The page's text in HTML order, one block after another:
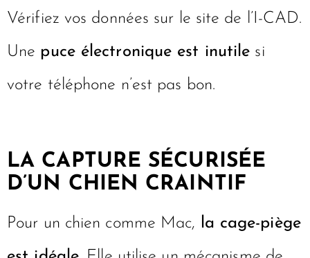
Vérifiez vos données sur le site de l’I-CAD.
Une puce électronique est inutile si
votre téléphone n’est pas bon.
LA CAPTURE SÉCURISÉE
D’UN CHIEN CRAINTIF
Pour un chien comme Mac, la cage-piège